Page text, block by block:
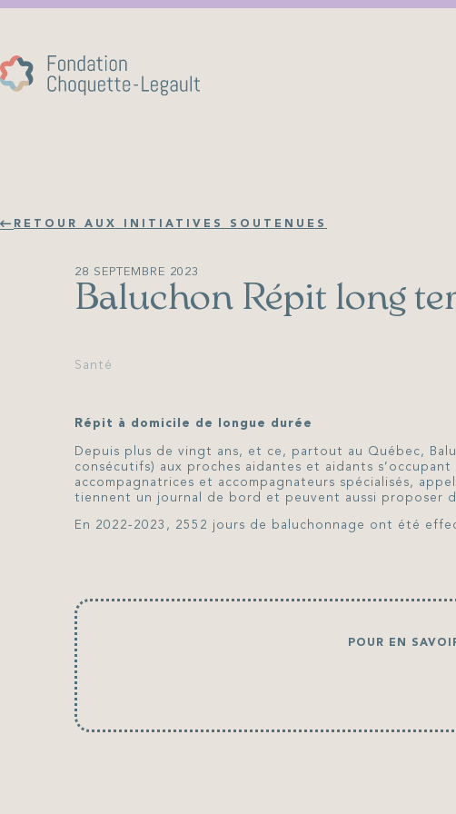
RETOUR AUX INITIATIVES SOUTENUES
28 SEPTEMBRE 2023
Baluchon Répit long
Santé
Répit à domicile de longue durée
Depuis plus de vingt ans, et ce, partout au Québec,
consécutifs) aux proches aidantes et aidants
accompagnatrices et accompagnateurs spécialisés,
tiennent un journal de bord et peuvent aussi proposer
En 2022-2023, 2552 jours de baluchonnage ont été
POUR EN